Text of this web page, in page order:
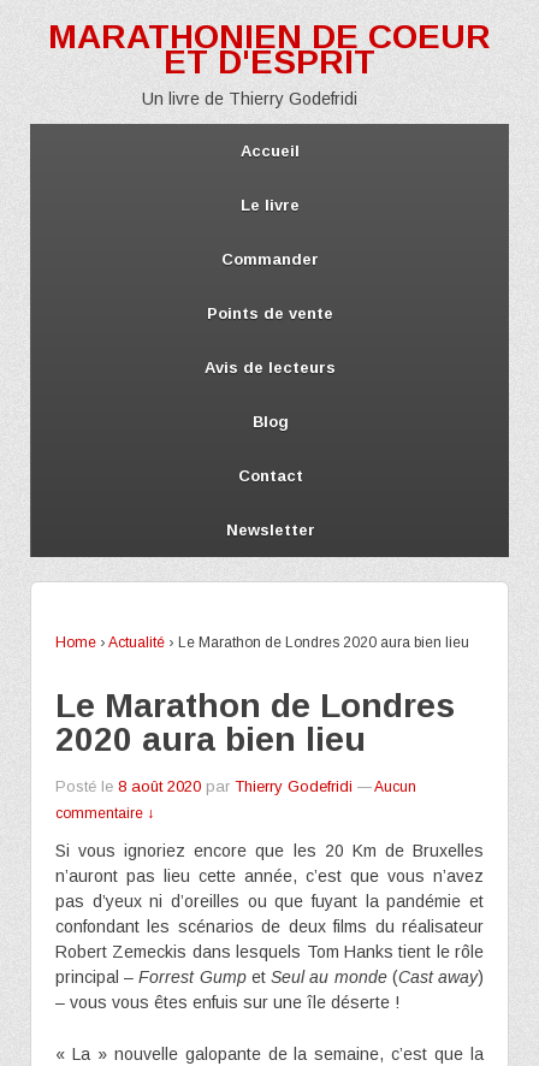
MARATHONIEN DE COEUR
ET D'ESPRIT
Un livre de Thierry Godefridi
Accueil
Le livre
Commander
Points de vente
Avis de lecteurs
Blog
Contact
Newsletter
Home › Actualité › Le Marathon de Londres 2020 aura bien lieu
Le Marathon de Londres
2020 aura bien lieu
Posté le 8 août 2020 par Thierry Godefridi —Aucun
commentaire ↓
Si vous ignoriez encore que les 20 Km de Bruxelles
n’auront pas lieu cette année, c’est que vous n’avez
pas d’yeux ni d’oreilles ou que fuyant la pandémie et
confondant les scénarios de deux films du réalisateur
Robert Zemeckis dans lesquels Tom Hanks tient le rôle
principal –Forrest GumpetSeul au monde(Cast away)
– vous vous êtes enfuis sur une île déserte !
« La » nouvelle galopante de la semaine, c’est que la